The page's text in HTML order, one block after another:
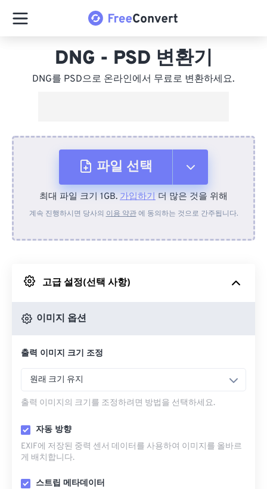
DNG - PSD 변환기
DNG를 PSD으로 온라인에서 무료로 변환하세요.
파일 선택
장치에서
Google 드라이브에서
최대 파일 크기 1GB. 가입하기 더 많은 것을 위해
계속 진행하시면 당사의 이용 약관에 동의하는 것으로 간주됩니다.
고급 설정(선택 사항)
이미지 옵션
출력 이미지 크기 조정
원래 크기 유지
출력 이미지의 크기를 조정하려면 방법을 선택하세요.
자동 방향
EXIF에 저장된 중력 센서 데이터를 사용하여 이미지를 올바르
게 배치합니다.
스트립 메타데이터